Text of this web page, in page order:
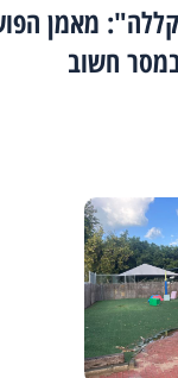
מאמן
חשוב